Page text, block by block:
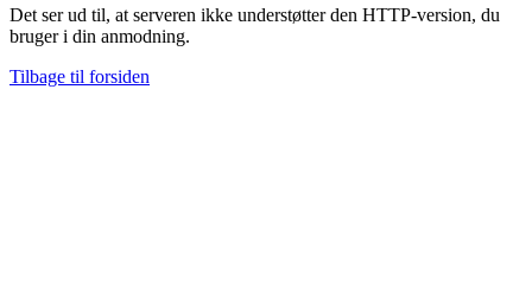
Det ser ud til, at serveren ikke understøtter den HTTP-version, du
bruger i din anmodning.
Tilbage til forsiden